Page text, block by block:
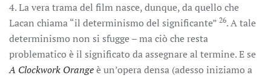
4. La vera trama del film nasce, dunque, da quello che
Lacan chiama “il determinismo del significante” 26. A tale
determinismo non si sfugge – ma ciò che resta
problematico è il significato da assegnare al termine. E se
A Clockwork Orangeè un’opera densa (adesso iniziamo a